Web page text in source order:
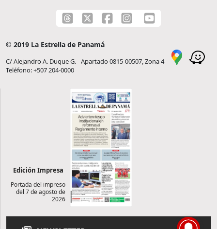
© 2019 La Estrella de Panamá
C/ Alejandro A. Duque G. - Apartado 0815-00507, Zona 4
Teléfono: +507 204-0000
Edición Impresa
Portada del impreso
del 7 de agosto de
2026